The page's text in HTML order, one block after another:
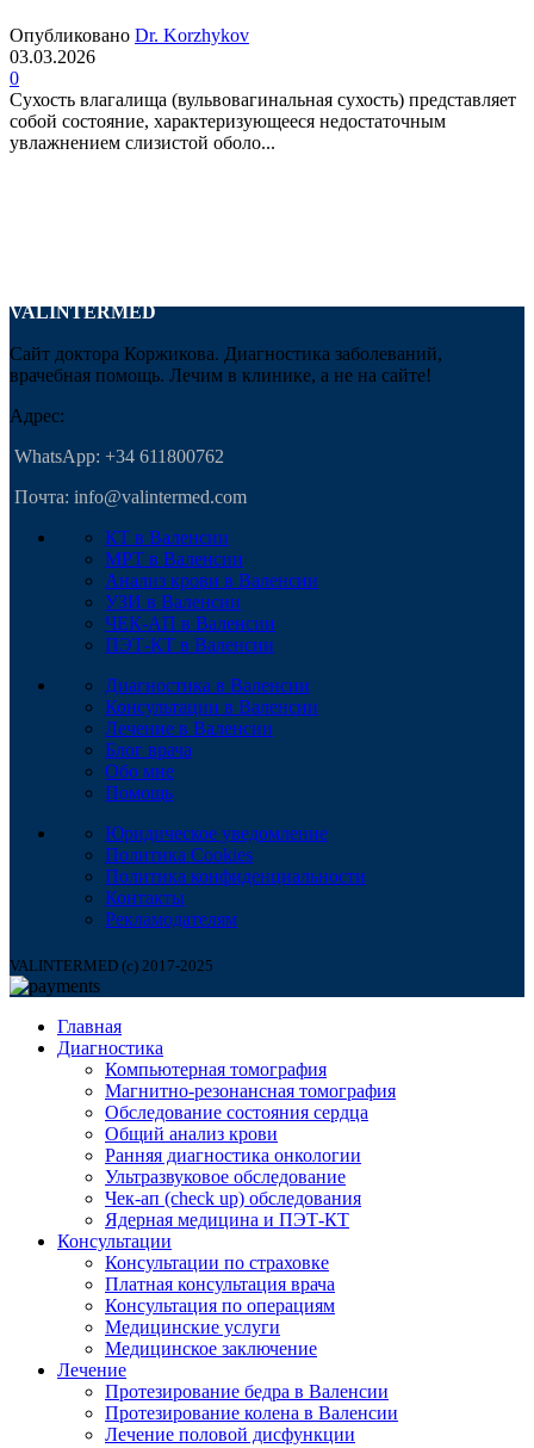
Опубликовано Dr. Korzhykov
03.03.2026
0
Сухость влагалища (вульвовагинальная сухость) представляет
собой состояние, характеризующееся недостаточным
увлажнением слизистой оболо...
VALINTERMED
Сайт доктора Коржикова. Диагностика заболеваний,
врачебная помощь. Лечим в клинике, а не на сайте!
Адрес:
WhatsApp: +34 611800762
Почта: info@valintermed.com
КТ в Валенсии
МРТ в Валенсии
Анализ крови в Валенсии
УЗИ в Валенсии
ЧЕК-АП в Валенсии
ПЭТ-КТ в Валенсии
Диагностика в Валенсии
Консультации в Валенсии
Лечение в Валенсии
Блог врача
Обо мне
Помощь
Юридическое уведомление
Политика Cookies
Политика конфиденциальности
Контакты
Рекламодателям
VALINTERMED (c) 2017-2025
Главная
Диагностика
Компьютерная томография
Магнитно-резонансная томография
Обследование состояния сердца
Общий анализ крови
Ранняя диагностика онкологии
Ультразвуковое обследование
Чек-ап (check up) обследования
Ядерная медицина и ПЭТ-КТ
Консультации
Консультации по страховке
Платная консультация врача
Консультация по операциям
Медицинские услуги
Медицинское заключение
Лечение
Протезирование бедра в Валенсии
Протезирование колена в Валенсии
Лечение половой дисфункции